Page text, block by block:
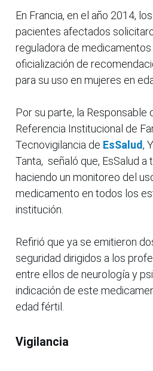
En Francia, en el año 2014,
pacientes afectados
reguladora de medicamentos
oficialización de
para su uso en mujeres en
Por su parte, la Responsable
Referencia Institucional de
Tecnovigilancia de EsSalud,
Tanta, señaló que, EsSalud a
haciendo un monitoreo del
medicamento en todos los
institución.
Refirió que ya se emitieron
seguridad dirigidos a los
entre ellos de neurología y
indicación de este
edad fértil.
Vigilancia